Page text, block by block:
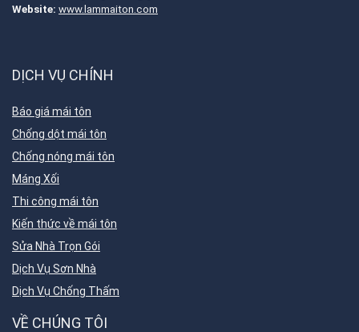
Website: www.lammaiton.com
DỊCH VỤ CHÍNH
Báo giá mái tôn
Chống dột mái tôn
Chống nóng mái tôn
Máng Xối
Thi công mái tôn
Kiến thức về mái tôn
Sửa Nhà Trọn Gói
Dịch Vụ Sơn Nhà
Dịch Vụ Chống Thấm
VỀ CHÚNG TÔI